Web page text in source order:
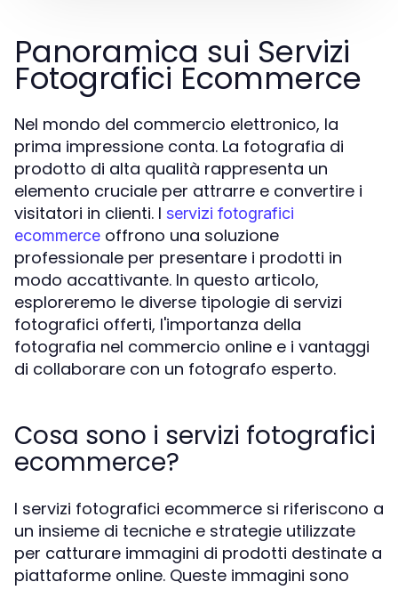
Panoramica sui Servizi
Fotografici Ecommerce
Nel mondo del commercio elettronico, la
prima impressione conta. La fotografia di
prodotto di alta qualità rappresenta un
elemento cruciale per attrarre e convertire i
visitatori in clienti. I servizi fotografici
ecommerce offrono una soluzione
professionale per presentare i prodotti in
modo accattivante. In questo articolo,
esploreremo le diverse tipologie di servizi
fotografici offerti, l'importanza della
fotografia nel commercio online e i vantaggi
di collaborare con un fotografo esperto.
Cosa sono i servizi fotografici
ecommerce?
I servizi fotografici ecommerce si riferiscono a
un insieme di tecniche e strategie utilizzate
per catturare immagini di prodotti destinate a
piattaforme online. Queste immagini sono